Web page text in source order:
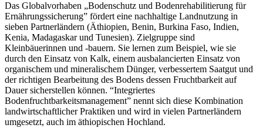
Das Globalvorhaben „Bodenschutz und Bodenrehabilitierung für
Ernährungssicherung” fördert eine nachhaltige Landnutzung in
sieben Partnerländern (Äthiopien, Benin, Burkina Faso, Indien,
Kenia, Madagaskar und Tunesien). Zielgruppe sind
Kleinbäuerinnen und -bauern. Sie lernen zum Beispiel, wie sie
durch den Einsatz von Kalk, einem ausbalancierten Einsatz von
organischem und mineralischem Dünger, verbessertem Saatgut und
der richtigen Bearbeitung des Bodens dessen Fruchtbarkeit auf
Dauer sicherstellen können. “Integriertes
Bodenfruchtbarkeitsmanagement” nennt sich diese Kombination
landwirtschaftlicher Praktiken und wird in vielen Partnerländern
umgesetzt, auch im äthiopischen Hochland.